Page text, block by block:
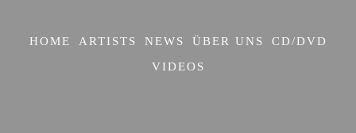
HOME ARTISTS NEWS ÜBER UNS
CD/DVD
VIDEOS